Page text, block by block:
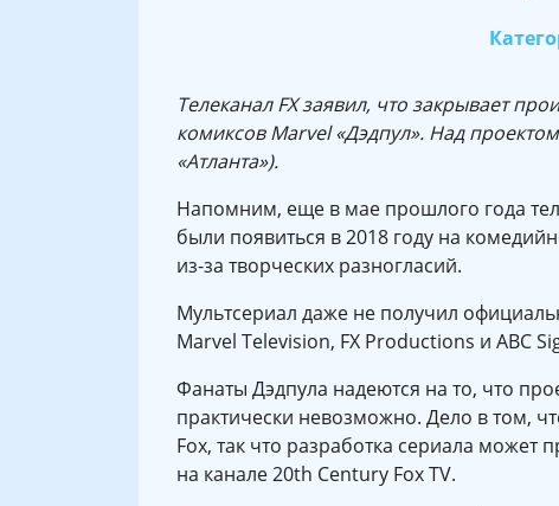
Телеканал FX заявил, что закрывает
комиксов Marvel «Дэдпул». Над
«Атланта»).
Напомним, еще в мае прошлого года
были появиться в 2018 году на
из-за творческих разногласий.
Мультсериал даже не получил
Marvel Тelevision, FX Productions и ABC
Фанаты Дэдпула надеются на то, что
практически невозможно. Дело в том,
Fox, так что разработка сериала
на канале 20th Century Fox TV.